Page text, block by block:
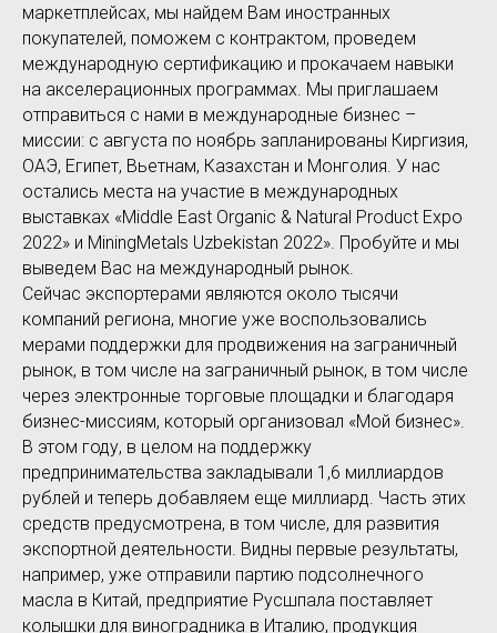
маркетплейсах, мы найдем Вам иностранных
покупателей, поможем с контрактом, проведем
международную сертификацию и прокачаем навыки
на акселерационных программах. Мы приглашаем
отправиться с нами в международные бизнес –
миссии: с августа по ноябрь запланированы Киргизия,
ОАЭ, Египет, Вьетнам, Казахстан и Монголия. У нас
остались места на участие в международных
выставках «Middle East Organic & Natural Product Expo
2022» и MiningMetals Uzbekistan 2022». Пробуйте и мы
выведем Вас на международный рынок.
Сейчас экспортерами являются около тысячи
компаний региона, многие уже воспользовались
мерами поддержки для продвижения на заграничный
рынок, в том числе на заграничный рынок, в том числе
через электронные торговые площадки и благодаря
бизнес-миссиям, который организовал «Мой бизнес».
В этом году, в целом на поддержку
предпринимательства закладывали 1,6 миллиардов
рублей и теперь добавляем еще миллиард. Часть этих
средств предусмотрена, в том числе, для развития
экспортной деятельности. Видны первые результаты,
например, уже отправили партию подсолнечного
масла в Китай, предприятие Русшпала поставляет
колышки для виноградника в Италию, продукция